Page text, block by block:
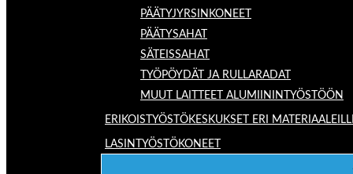
PÄÄTYJYRSINKONEET
PÄÄTYSAHAT
SÄTEISSAHAT
TYÖPÖYDÄT JA RULLARADAT
MUUT LAITTEET ALUMIININTYÖSTÖÖN
ERIKOISTYÖSTÖKESKUKSET ERI
LASINTYÖSTÖKONEET